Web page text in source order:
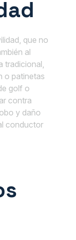
que no
al
tradicional,
o patinetas
golf o
contra
y daño
conductor